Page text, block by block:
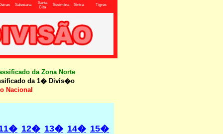
Salesiana
Santa
Cita
Sesimbra Sintra Tigres
da Zona Norte
da 1� Divis�o
Nacional
12� 13� 14� 15�